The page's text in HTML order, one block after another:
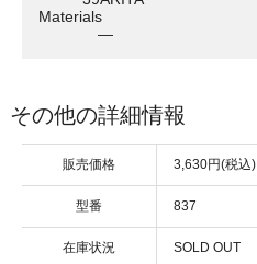
Materials
―
その他の詳細情報
販売価格 3,630円(税込)
型番 837
在庫状況 SOLD OUT